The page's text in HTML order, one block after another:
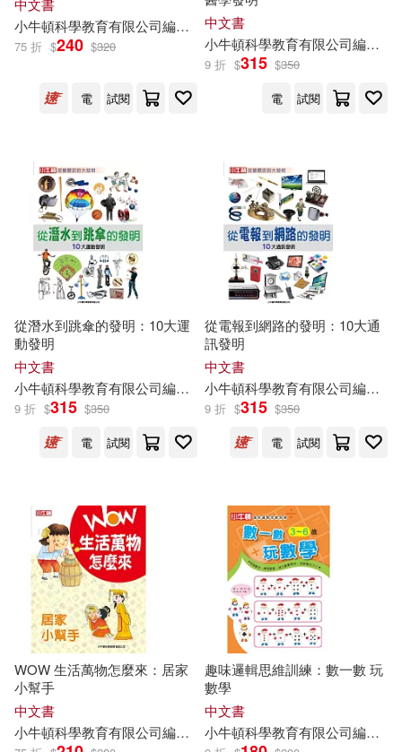
中文書
小牛頓科學教育有限公司編輯 團隊 廖篤誠
75 折 $240 $320
電 試閱
中文書
小牛頓科學教育有限公司編輯
9 折 $315 $350
電
試閱
從潛水到跳傘的發明：10大運
動發明
中文書
小牛頓科學教育有限公司編輯 團隊
9 折 $315 $350
電
試閱
從電報到網路的發明：10大通
訊發明
中文書
小牛頓科學教育有限公司編輯
9 折 $315 $350
電
試閱
WOW 生活萬物怎麼來：居家
小幫手
中文書
小牛頓科學教育有限公司編輯 團隊 蔡琇惠 蘇偉宇 邱崇杰 黃法
趣味邏輯思維訓練：數一數 玩
數學
中文書
小牛頓科學教育有限公司編輯